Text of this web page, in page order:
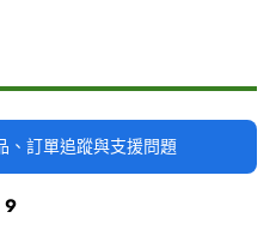
、訂單追蹤與支援問題
9